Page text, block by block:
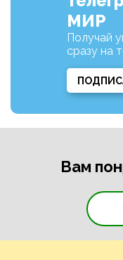
МИР
Получай
сразу на
Вам